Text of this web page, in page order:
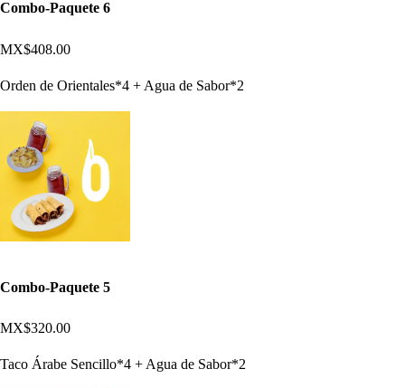
Combo-Paquete 6
MX$408.00
Orden de Orientales*4 + Agua de Sabor*2
Combo-Paquete 5
MX$320.00
Taco Árabe Sencillo*4 + Agua de Sabor*2